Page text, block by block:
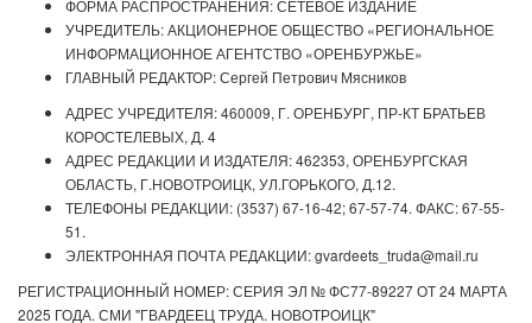
ФОРМА РАСПРОСТРАНЕНИЯ: СЕТЕВОЕ ИЗДАНИЕ
УЧРЕДИТЕЛЬ: АКЦИОНЕРНОЕ ОБЩЕСТВО «РЕГИОНАЛЬНОЕ
ИНФОРМАЦИОННОЕ АГЕНТСТВО «ОРЕНБУРЖЬЕ»
ГЛАВНЫЙ РЕДАКТОР: Сергей Петрович Мясников
АДРЕС УЧРЕДИТЕЛЯ: 460009, Г. ОРЕНБУРГ, ПР-КТ БРАТЬЕВ
КОРОСТЕЛЕВЫХ, Д. 4
АДРЕС РЕДАКЦИИ И ИЗДАТЕЛЯ: 462353, ОРЕНБУРГСКАЯ
ОБЛАСТЬ, Г.НОВОТРОИЦК, УЛ.ГОРЬКОГО, Д.12.
ТЕЛЕФОНЫ РЕДАКЦИИ: (3537) 67-16-42; 67-57-74. ФАКС: 67-55-
51.
ЭЛЕКТРОННАЯ ПОЧТА РЕДАКЦИИ: gvardeets_truda@mail.ru
РЕГИСТРАЦИОННЫЙ НОМЕР: СЕРИЯ ЭЛ № ФС77-89227 ОТ 24 МАРТА
2025 ГОДА. СМИ "ГВАРДЕЕЦ ТРУДА. НОВОТРОИЦК"